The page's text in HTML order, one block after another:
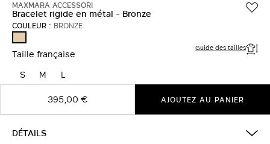
MAXMARA ACCESSORI
Bracelet rigide en métal - Bronze
COULEUR : BRONZE
Taille française Guide des tailles
S M
L
395,00 €
AJOUTEZ AU PANIER
DÉTAILS